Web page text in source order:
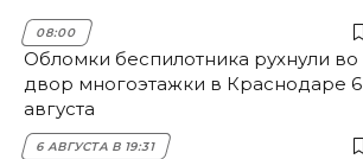
08:00
Обломки беспилотника рухнули во
двор многоэтажки в Краснодаре 6
августа
6 АВГУСТА В 19:31